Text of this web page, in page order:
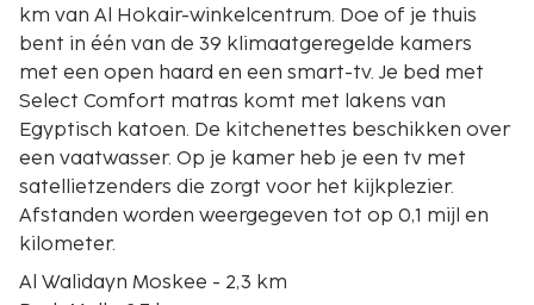
km van Al Hokair-winkelcentrum. Doe of je thuis
bent in één van de 39 klimaatgeregelde kamers
met een open haard en een smart-tv. Je bed met
Select Comfort matras komt met lakens van
Egyptisch katoen. De kitchenettes beschikken over
een vaatwasser. Op je kamer heb je een tv met
satellietzenders die zorgt voor het kijkplezier.
Afstanden worden weergegeven tot op 0,1 mijl en
kilometer.
Al Walidayn Moskee - 2,3 km